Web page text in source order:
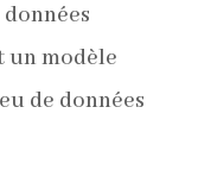
un modèle
de données